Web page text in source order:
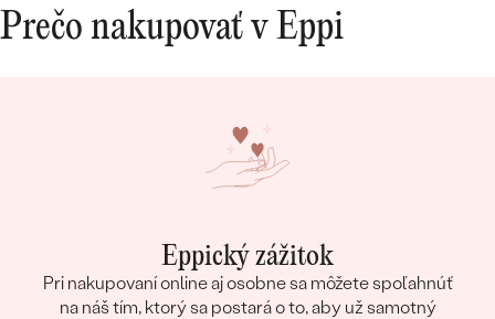
OBJAVIŤ
Prečo nakupovať v Eppi
Eppický zážitok
Pri nakupovaní online aj osobne sa môžete spoľahnúť
na náš tím, ktorý sa postará o to, aby už samotný